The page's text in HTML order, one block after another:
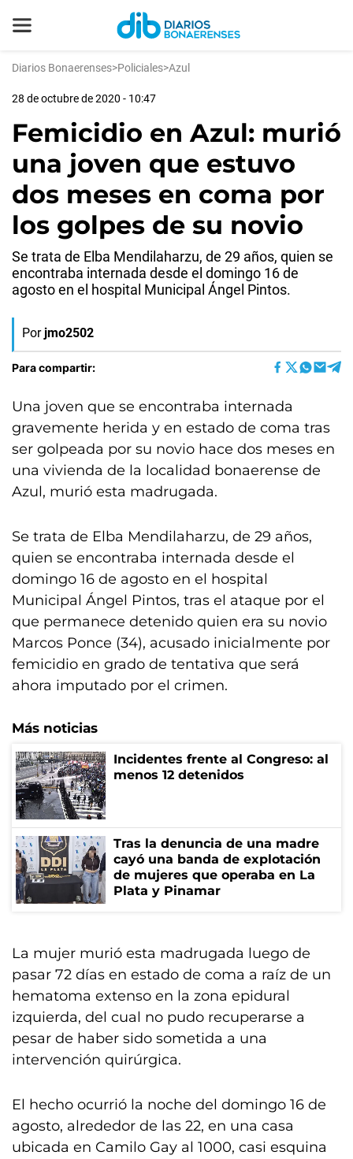
Diarios Bonaerenses>Policiales>Azul
28 de octubre de 2020 - 10:47
Femicidio en Azul: murió
una joven que estuvo
dos meses en coma por
los golpes de su novio
Se trata de Elba Mendilaharzu, de 29 años, quien se
encontraba internada desde el domingo 16 de
agosto en el hospital Municipal Ángel Pintos.
Por jmo2502
Para compartir:
Una joven que se encontraba internada
gravemente herida y en estado de coma tras
ser golpeada por su novio hace dos meses en
una vivienda de la localidad bonaerense de
Azul, murió esta madrugada.
Se trata de Elba Mendilaharzu, de 29 años,
quien se encontraba internada desde el
domingo 16 de agosto en el hospital
Municipal Ángel Pintos, tras el ataque por el
que permanece detenido quien era su novio
Marcos Ponce (34), acusado inicialmente por
femicidio en grado de tentativa que será
ahora imputado por el crimen.
Más noticias
Incidentes frente al Congreso: al
menos 12 detenidos
Tras la denuncia de una madre
cayó una banda de explotación
de mujeres que operaba en La
Plata y Pinamar
La mujer murió esta madrugada luego de
pasar 72 días en estado de coma a raíz de un
hematoma extenso en la zona epidural
izquierda, del cual no pudo recuperarse a
pesar de haber sido sometida a una
intervención quirúrgica.
El hecho ocurrió la noche del domingo 16 de
agosto, alrededor de las 22, en una casa
ubicada en Camilo Gay al 1000, casi esquina